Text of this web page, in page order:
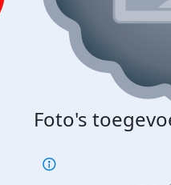
Foto's